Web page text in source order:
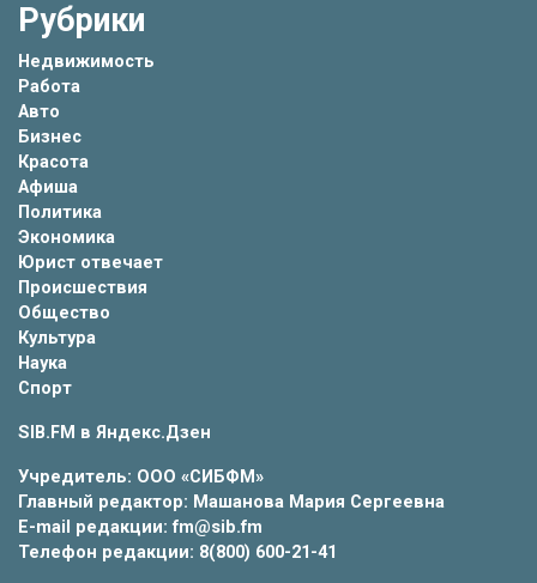
Рубрики
Недвижимость
Работа
Авто
Бизнес
Красота
Афиша
Политика
Экономика
Юрист отвечает
Происшествия
Общество
Культура
Наука
Спорт
SIB.FM в Яндекс.Дзен
Учредитель: ООО «СИБФМ»
Главный редактор: Машанова Мария Сергеевна
E-mail редакции: fm@sib.fm
Телефон редакции: 8(800) 600-21-41